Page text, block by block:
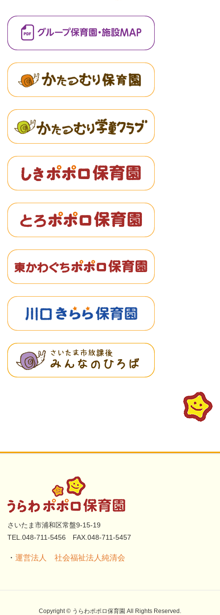
さいたま市浦和区常盤9-15-19
TEL.048-711-5456 FAX.048-711-5457
・ 運営法人 社会福祉法人純清会
Copyright © うらわポポロ保育園 All Rights Reserved.